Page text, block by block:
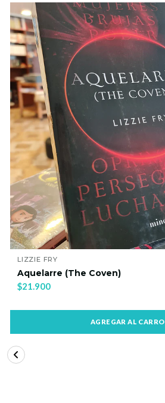
LIZZIE FRY
Aquelarre (The Coven)
$21.900
AGREGAR AL CARRO